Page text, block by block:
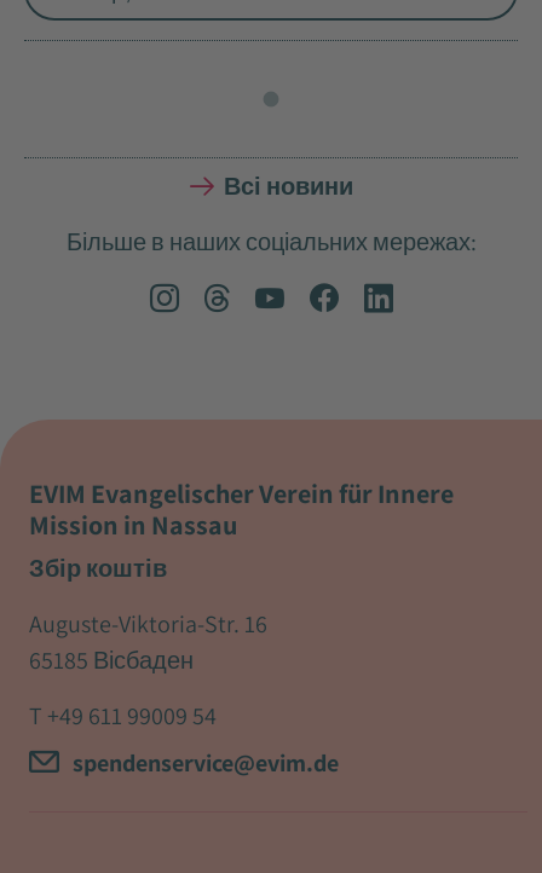
Всі новини
Більше в наших соціальних мережах:
EVIM Evangelischer Verein für Innere
Mission in Nassau
Збір коштів
Auguste-Viktoria-Str. 16
65185 Вісбаден
T +49 611 99009 54
spendenservice@evim.de